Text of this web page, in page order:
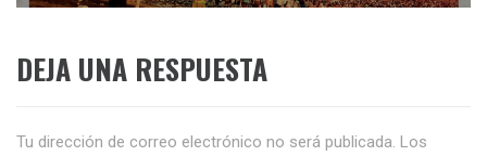
DEJA UNA RESPUESTA
Tu dirección de correo electrónico no será publicada. Los